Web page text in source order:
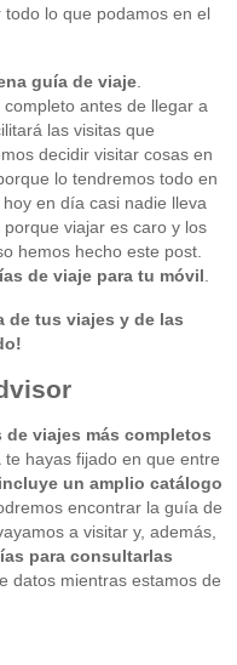
lo que podamos en el
guía de viaje.
antes de llegar a
las visitas que
decidir visitar cosas en
lo tendremos todo en
en día casi nadie lleva
viajar es caro y los
hemos hecho este post.
de viaje para tu móvil
de tus viajes y de las
viajes más completos
hayas fijado en que entre
incluye un amplio catálogo
encontrar la guía de
a visitar y, además,
para consultarlas
datos mientras estamos de